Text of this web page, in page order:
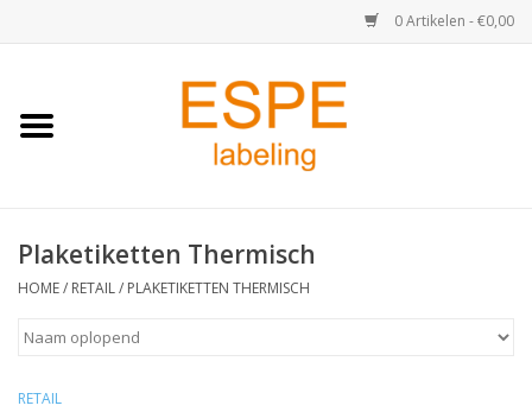
0 Artikelen - €0,00
Home
Retail
Plaketiketten Thermisch
HOME/ RETAIL/ PLAKETIKETTEN THERMISCH
RETAIL